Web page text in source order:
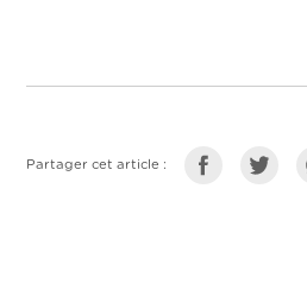
Partager cet article :